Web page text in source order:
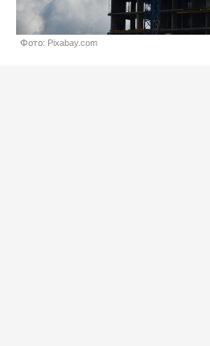
Фото: Pixabay.com